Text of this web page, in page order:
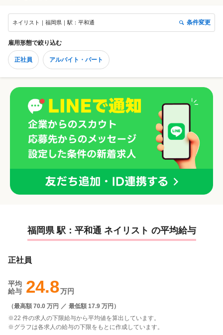
ネイリスト｜福岡県｜駅：平和通 条件変更
雇用形態で絞り込む
正社員 アルバイト・パート
福岡県 駅：平和通 ネイリスト の平均給与
正社員
平均
給与 24.8万円
（最高額 70.0 万円 ／ 最低額 17.9 万円 ）
※22 件の求人の下限給与から平均値を算出しています。
※グラフは各求人の給与の下限をもとに作成しています。